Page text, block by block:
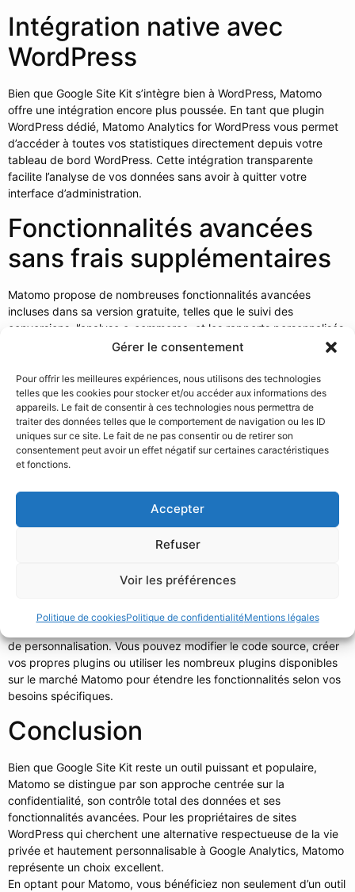
Gérer le consentement
Pour offrir les meilleures expériences, nous utilisons des technologies
telles que les cookies pour stocker et/ou accéder aux informations des
appareils. Le fait de consentir à ces technologies nous permettra de
traiter des données telles que le comportement de navigation ou les ID
uniques sur ce site. Le fait de ne pas consentir ou de retirer son
consentement peut avoir un effet négatif sur certaines caractéristiques
et fonctions.
Accepter
Refuser
Voir les préférences
Politique de cookiesPolitique de confidentialitéMentions légales
Intégration native avec
WordPress
Bien que Google Site Kit s’intègre bien à WordPress, Matomo
offre une intégration encore plus poussée. En tant que plugin
WordPress dédié, Matomo Analytics for WordPress vous permet
d’accéder à toutes vos statistiques directement depuis votre
tableau de bord WordPress. Cette intégration transparente
facilite l’analyse de vos données sans avoir à quitter votre
interface d’administration.
Fonctionnalités avancées
sans frais supplémentaires
Matomo propose de nombreuses fonctionnalités avancées
incluses dans sa version gratuite, telles que le suivi des
conversions, l’analyse e-commerce, et les rapports personnalisés.
Avec Google Site Kit, certaines de ces fonctionnalités nécessitent
d’outils supplémentaires.
Absence d’échantillonnage
des données
données pour les sites à fort trafic, Matomo traite toujours 100%
de vos données. Cela signifie que vous obtenez des rapports
précis et complets, quelle que soit la taille de votre site.
extensibilité
de personnalisation. Vous pouvez modifier le code source, créer
vos propres plugins ou utiliser les nombreux plugins disponibles
sur le marché Matomo pour étendre les fonctionnalités selon vos
besoins spécifiques.
Conclusion
Bien que Google Site Kit reste un outil puissant et populaire,
Matomo se distingue par son approche centrée sur la
confidentialité, son contrôle total des données et ses
fonctionnalités avancées. Pour les propriétaires de sites
WordPress qui cherchent une alternative respectueuse de la vie
privée et hautement personnalisable à Google Analytics, Matomo
représente un choix excellent.
En optant pour Matomo, vous bénéficiez non seulement d’un outil